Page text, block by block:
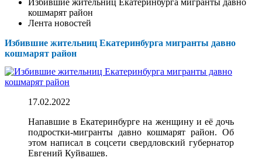
Избившие жительниц Екатеринбурга мигранты давно
кошмарят район
Лента новостей
Избившие жительниц Екатеринбурга мигранты давно
кошмарят район
17.02.2022
Напавшие в Екатеринбурге на женщину и её дочь
подростки-мигранты давно кошмарят район. Об
этом написал в соцсети свердловский губернатор
Евгений Куйвашев.